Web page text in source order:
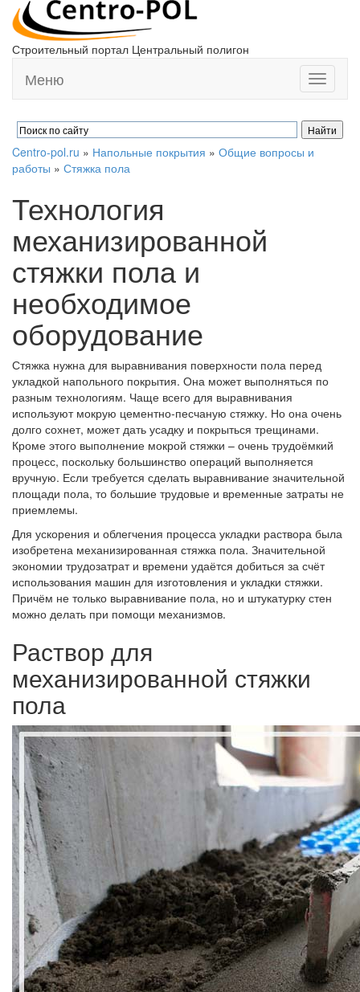
Строительный портал Центральный полигон
Toggle
Меню
Centro-pol.ru » Напольные покрытия » Общие вопросы и
работы » Стяжка пола
Технология
механизированной
стяжки пола и
необходимое
оборудование
Стяжка нужна для выравнивания поверхности пола перед
укладкой напольного покрытия. Она может выполняться по
разным технологиям. Чаще всего для выравнивания
используют мокрую цементно-песчаную стяжку. Но она очень
долго сохнет, может дать усадку и покрыться трещинами.
Кроме этого выполнение мокрой стяжки – очень трудоёмкий
процесс, поскольку большинство операций выполняется
вручную. Если требуется сделать выравнивание значительной
площади пола, то большие трудовые и временные затраты не
приемлемы.
Для ускорения и облегчения процесса укладки раствора была
изобретена механизированная стяжка пола. Значительной
экономии трудозатрат и времени удаётся добиться за счёт
использования машин для изготовления и укладки стяжки.
Причём не только выравнивание пола, но и штукатурку стен
можно делать при помощи механизмов.
Раствор для
механизированной стяжки
пола